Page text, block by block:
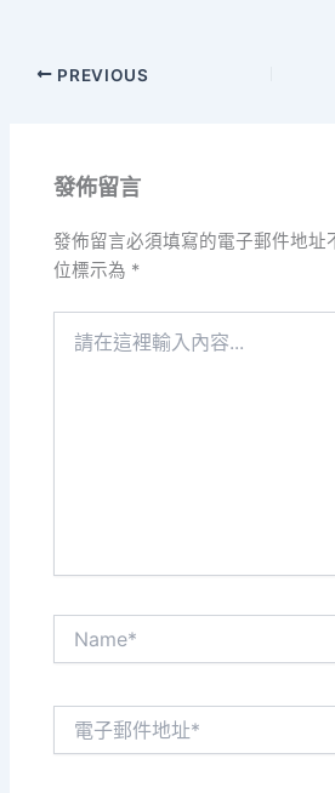
PREVIOUS
發佈留言
發佈留言必須填寫的電子郵件地址
位標示為 *